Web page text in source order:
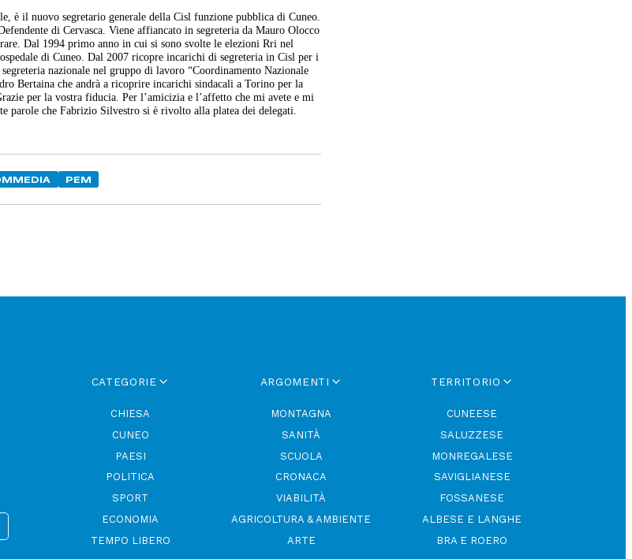
è il nuovo segretario generale della Cisl funzione pubblica di Cuneo.
di Cervasca. Viene affiancato in segreteria da Mauro Olocco
Dal 1994 primo anno in cui si sono svolte le elezioni Rri nel
di Cuneo. Dal 2007 ricopre incarichi di segreteria in Cisl per i
nazionale nel gruppo di lavoro “Coordinamento Nazionale
Bertaina che andrà a ricoprire incarichi sindacali a Torino per la
per la vostra fiducia. Per l’amicizia e l’affetto che mi avete e mi
parole che Fabrizio Silvestro si è rivolto alla platea dei delegati.
PEM
CATEGORIE
CHIESA
CUNEO
PAESI
POLITICA
SPORT
ECONOMIA
TEMPO LIBERO
ARGOMENTI
MONTAGNA
SANITÀ
SCUOLA
CRONACA
VIABILITÀ
AGRICOLTURA & AMBIENTE
ARTE
TERRITORIO
CUNEESE
SALUZZESE
MONREGALESE
SAVIGLIANESE
FOSSANESE
ALBESE E LANGHE
BRA E ROERO